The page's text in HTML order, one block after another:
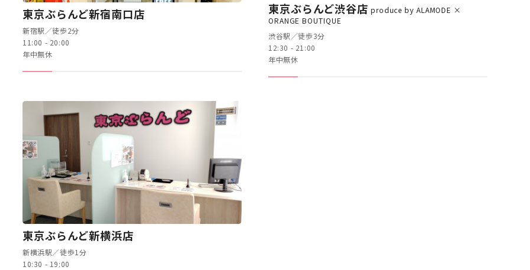
東京ぶらんど新宿南口店
新宿駅／徒歩2分
11:00 - 20:00
年中無休
東京ぶらんど渋谷店 produce by ALAMODE ×
ORANGE BOUTIQUE
渋谷駅／徒歩3分
12:30 - 21:00
年中無休
東京ぶらんど新横浜店
新横浜駅／徒歩1分
10:30 - 19:00